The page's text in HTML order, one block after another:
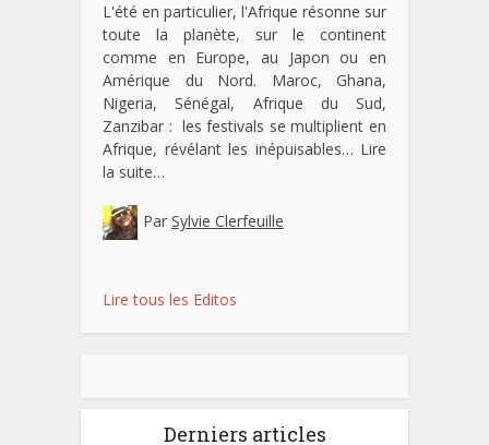
L'été en particulier, l'Afrique résonne sur
toute la planète, sur le continent
comme en Europe, au Japon ou en
Amérique du Nord. Maroc, Ghana,
Nigeria, Sénégal, Afrique du Sud,
Zanzibar : les festivals se multiplient en
Afrique, révélant les inépuisables… Lire
la suite…
Par Sylvie Clerfeuille
Lire tous les Editos
Derniers articles